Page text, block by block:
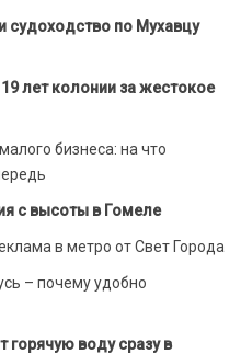
судоходство по Мухавцу
лет колонии за жестокое
бизнеса: на что
с высоты в Гомеле
в метро от Свет Города
– почему удобно
горячую воду сразу в